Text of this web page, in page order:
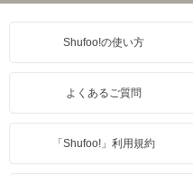
Shufoo!の使い方
よくあるご質問
「Shufoo!」利用規約